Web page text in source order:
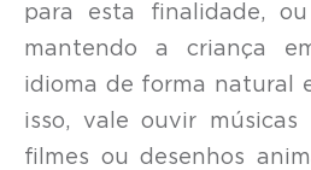
para esta finalidade,
mantendo a criança
idioma de forma natural
isso, vale ouvir músicas
filmes ou desenhos